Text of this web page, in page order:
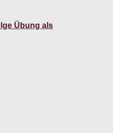
Übung als